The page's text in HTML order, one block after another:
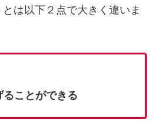
は以下２点で大きく違いま
ることができる